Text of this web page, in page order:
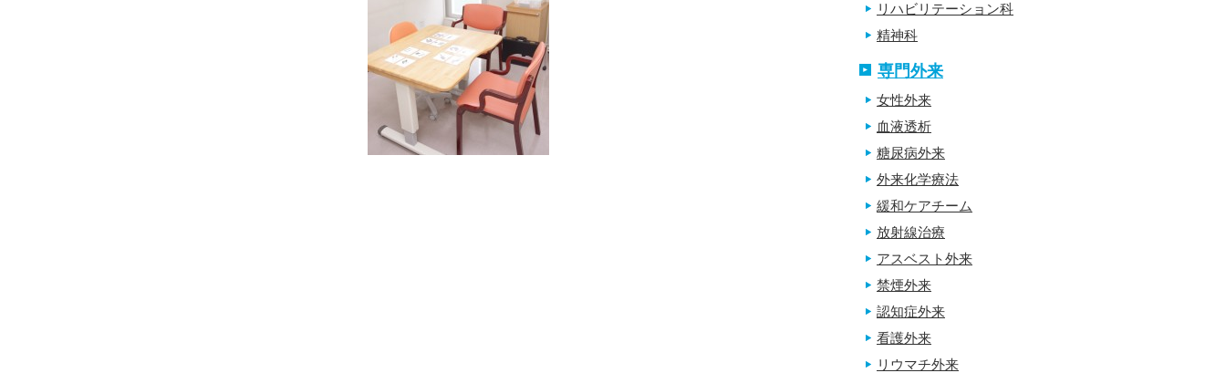
リハビリテーション科
精神科
専門外来
女性外来
血液透析
糖尿病外来
外来化学療法
緩和ケアチーム
放射線治療
アスベスト外来
禁煙外来
認知症外来
看護外来
リウマチ外来